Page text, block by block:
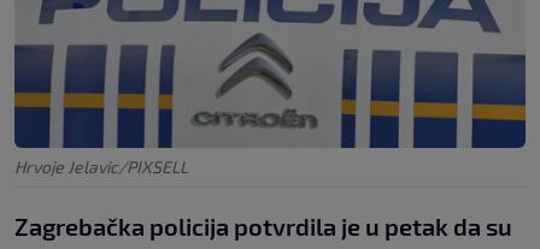
Hrvoje Jelavic/PIXSELL
Zagrebačka policija potvrdila je u petak da su